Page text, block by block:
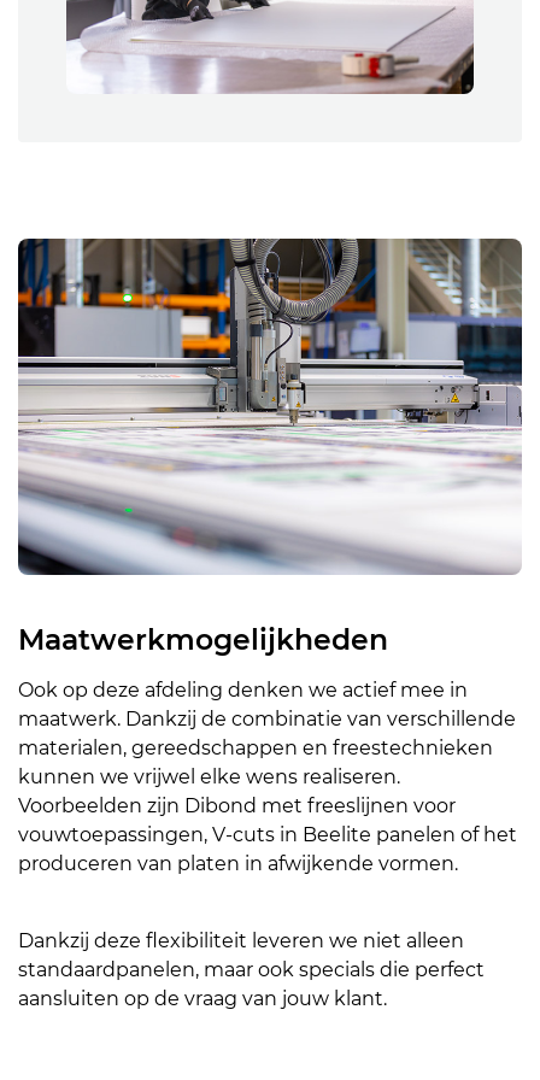
Maatwerkmogelijkheden
Ook op deze afdeling denken we actief mee in
maatwerk. Dankzij de combinatie van verschillende
materialen, gereedschappen en freestechnieken
kunnen we vrijwel elke wens realiseren.
Voorbeelden zijn Dibond met freeslijnen voor
vouwtoepassingen, V-cuts in Beelite panelen of het
produceren van platen in afwijkende vormen.
Dankzij deze flexibiliteit leveren we niet alleen
standaardpanelen, maar ook specials die perfect
aansluiten op de vraag van jouw klant.